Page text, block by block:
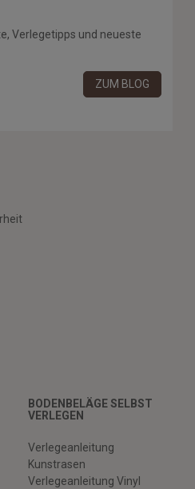
Verlegetipps und neueste
ZUM BLOG
BODENBELÄGE SELBST
VERLEGEN
Verlegeanleitung
Kunstrasen
Verlegeanleitung Vinyl